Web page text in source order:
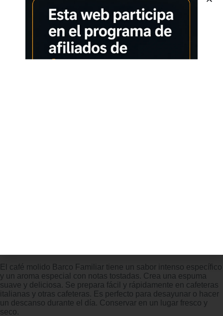
El café molido Barco Familiar tiene un sabor intenso específico
y un aroma especial con notas tostadas. Crea una espuma
suave y deliciosa. Se prepara fácil y rápidamente en cafeteras
italianas y otras cafeteras. Es perfecto para desayunar o hacer
un descanso durante el día. Conservar en un lugar fresco y
seco.